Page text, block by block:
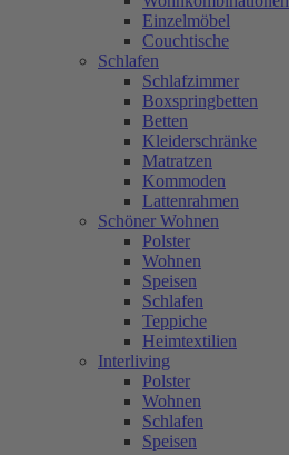
Einzelmöbel
Couchtische
Schlafen
Schlafzimmer
Boxspringbetten
Betten
Kleiderschränke
Matratzen
Kommoden
Lattenrahmen
Schöner Wohnen
Polster
Wohnen
Speisen
Schlafen
Teppiche
Heimtextilien
Interliving
Polster
Wohnen
Schlafen
Speisen